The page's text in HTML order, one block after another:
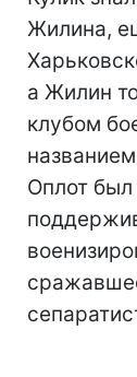
Жилина,
а Жилин
клубом
Оплот